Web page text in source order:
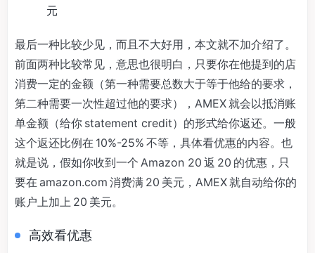
元
最后一种比较少见，而且不大好用，本文就不加介绍了。
前面两种比较常见，意思也很明白，只要你在他提到的店
消费一定的金额（第一种需要总数大于等于他给的要求，
第二种需要一次性超过他的要求），AMEX 就会以抵消账
单金额（给你 statement credit）的形式给你返还。一般
这个返还比例在 10%-25% 不等，具体看优惠的内容。也
就是说，假如你收到一个 Amazon 20 返 20 的优惠，只
要在 amazon.com 消费满 20 美元，AMEX 就自动给你的
账户上加上 20 美元。
高效看优惠